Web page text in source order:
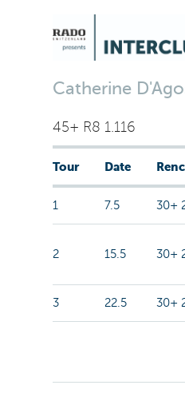
Catherine
45+ R8 1.116
Tour Date
1 7.5 30+
2 15.5 30+
3 22.5 30+